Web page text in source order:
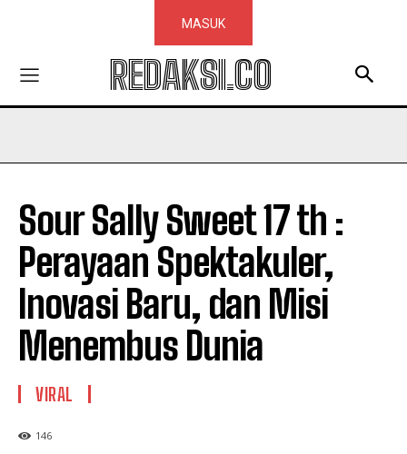
MASUK
REDAKSI.CO
Sour Sally Sweet 17 th :
Perayaan Spektakuler,
Inovasi Baru, dan Misi
Menembus Dunia
VIRAL
146